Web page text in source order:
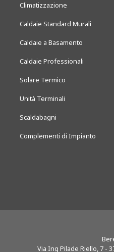
Climatizzazione
Caldaie Standard Murali
Caldaie a Basamento
Caldaie Professionali
Solare Termico
Unità Terminali
Scaldabagni
Complementi di Impianto
Via Ing Pilade Riello, 7 -